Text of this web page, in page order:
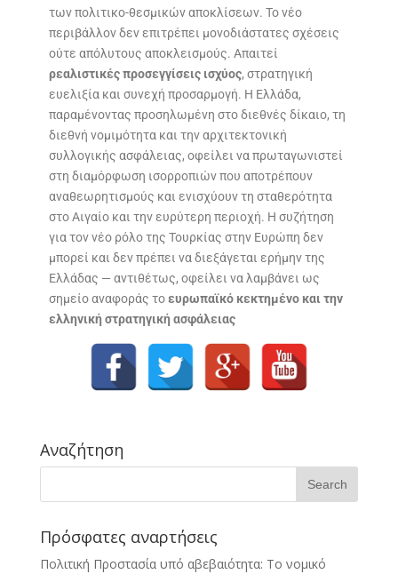
των πολιτικο-θεσμικών αποκλίσεων. Το νέο
περιβάλλον δεν επιτρέπει μονοδιάστατες σχέσεις
ούτε απόλυτους αποκλεισμούς. Απαιτεί
ρεαλιστικές προσεγγίσεις ισχύος, στρατηγική
ευελιξία και συνεχή προσαρμογή. Η Ελλάδα,
παραμένοντας προσηλωμένη στο διεθνές δίκαιο, τη
διεθνή νομιμότητα και την αρχιτεκτονική
συλλογικής ασφάλειας, οφείλει να πρωταγωνιστεί
στη διαμόρφωση ισορροπιών που αποτρέπουν
αναθεωρητισμούς και ενισχύουν τη σταθερότητα
στο Αιγαίο και την ευρύτερη περιοχή. Η συζήτηση
για τον νέο ρόλο της Τουρκίας στην Ευρώπη δεν
μπορεί και δεν πρέπει να διεξάγεται ερήμην της
Ελλάδας — αντιθέτως, οφείλει να λαμβάνει ως
σημείο αναφοράς τοευρωπαϊκό κεκτημένο και την
ελληνική στρατηγική ασφάλειας
Αναζήτηση
Πρόσφατες αναρτήσεις
Πολιτική Προστασία υπό αβεβαιότητα: Το νομικό